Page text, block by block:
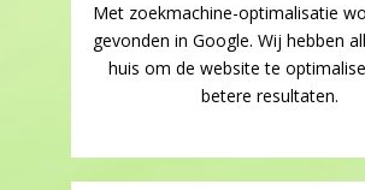
Met zoekmachine-optimalisatie
gevonden in Google. Wij hebben
huis om de website te
betere resultaten.